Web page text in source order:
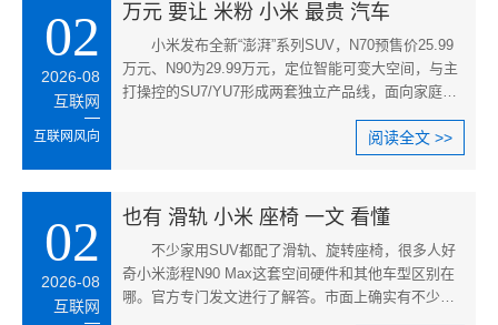
02
2026-08
互联网
互联网风向
万元 要让 米粉 小米 最贵 汽车
小米发布全新“澎湃”系列SUV，N70预售价25.99
万元、N90为29.99万元，定位智能可变大空间，与主
打操控的SU7/YU7形成两套独立产品线，面向家庭出
阅读全文 >>
02
2026-08
互联网
也有 滑轨 小米 座椅 一文 看懂
不少家用SUV都配了滑轨、旋转座椅，很多人好
奇小米澎程N90 Max这套空间硬件和其他车型区别在
哪。官方专门发文进行了解答。市面上确实有不少车